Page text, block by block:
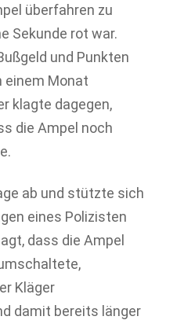
überfahren zu
Sekunde rot war.
und Punkten
einem Monat
klagte dagegen,
die Ampel noch
ab und stützte sich
eines Polizisten
dass die Ampel
Kläger
damit bereits länger